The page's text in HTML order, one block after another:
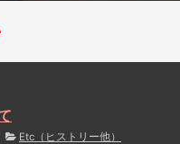
Etc（ヒストリー他）